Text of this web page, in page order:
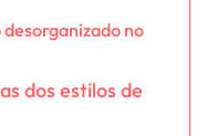
no
dos estilos de